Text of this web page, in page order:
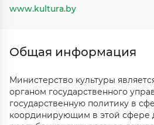
Общая информация
Министерство культуры
органом государственного
государственную политику в
координирующим в этой сфере
www.kultura.by